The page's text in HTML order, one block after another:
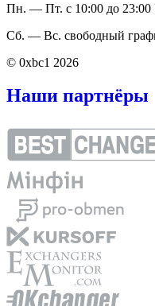
Пн. — Пт. с 10:00 до 23:00
Сб. — Вс. свободный
© 0xbc1 2026
Наши партнёры